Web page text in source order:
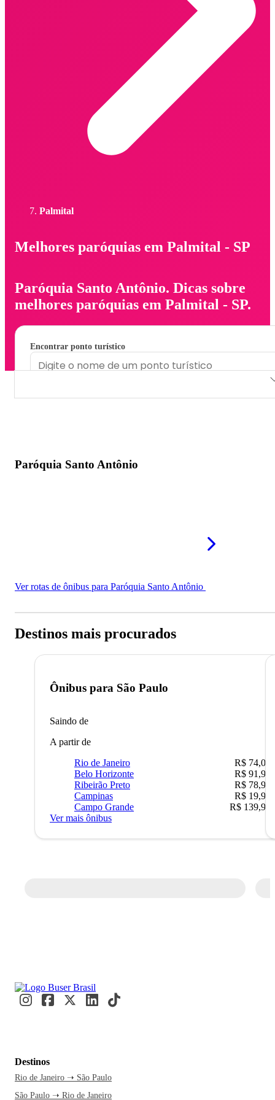
Palmital
Melhores paróquias em Palmital - SP
Paróquia Santo Antônio. Dicas sobre
melhores paróquias em Palmital - SP.
Encontrar ponto turístico
Paróquia Santo Antônio
Ver rotas de ônibus para Paróquia Santo Antônio
Destinos mais procurados
Ônibus para São Paulo
Saindo de
A partir de
Rio de Janeiro
R$ 74,00
Belo Horizonte
R$ 91,90
Ribeirão Preto
R$ 78,90
Campinas
R$ 19,90
Campo Grande
R$ 139,90
Ver mais ônibus
Destinos
Rio de Janeiro ➝ São Paulo
São Paulo ➝ Rio de Janeiro